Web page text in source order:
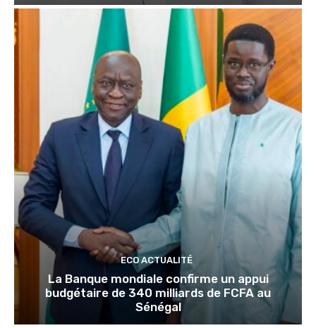
ECO ACTUALITÉ
La Banque mondiale confirme un appui
budgétaire de 340 milliards de FCFA au
Sénégal